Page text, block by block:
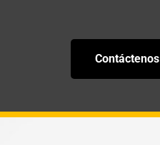
Contáctenos